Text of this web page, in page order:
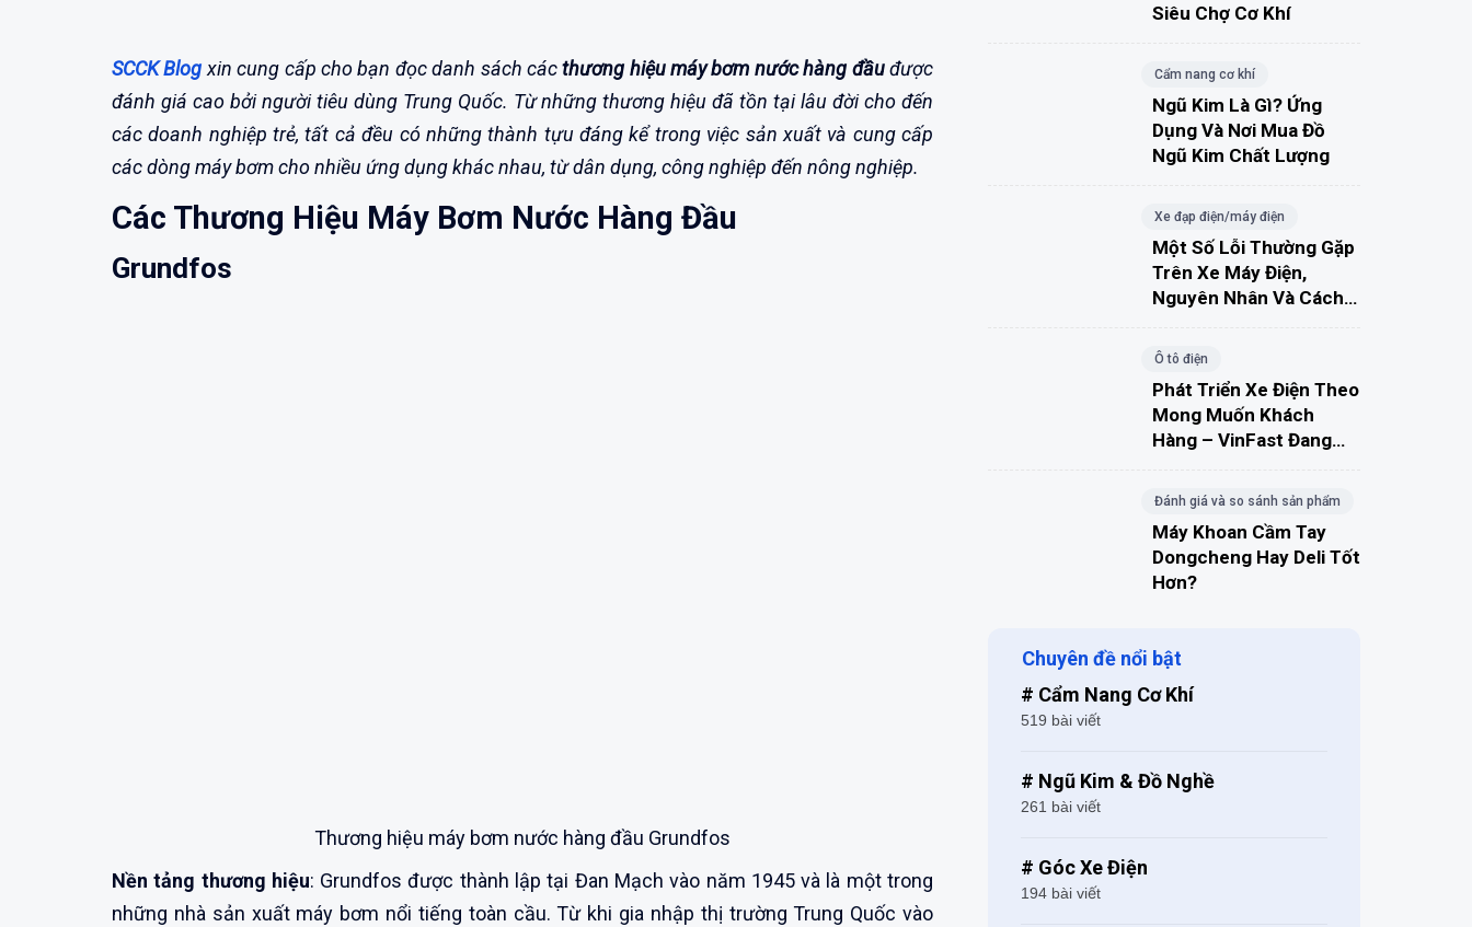
SCCK Blogxin cung cấp cho bạn đọc danh sách cácthương hiệu máy bơm nước hàng đầuđược
đánh giá cao bởi người tiêu dùng Trung Quốc. Từ những thương hiệu đã tồn tại lâu đời cho đến
các doanh nghiệp trẻ, tất cả đều có những thành tựu đáng kể trong việc sản xuất và cung cấp
các dòng máy bơm cho nhiều ứng dụng khác nhau, từ dân dụng, công nghiệp đến nông nghiệp.
Các Thương Hiệu Máy Bơm Nước Hàng Đầu
Grundfos
Thương hiệu máy bơm nước hàng đầu Grundfos
Nền tảng thương hiệu: Grundfos được thành lập tại Đan Mạch vào năm 1945 và là một trong
những nhà sản xuất máy bơm nổi tiếng toàn cầu. Từ khi gia nhập thị trường Trung Quốc vào
Siêu Chợ Cơ Khí
Cẩm nang cơ khí
Ngũ Kim Là Gì? Ứng
Dụng Và Nơi Mua Đồ
Ngũ Kim Chất Lượng
Xe đạp điện/máy điện
Một Số Lỗi Thường Gặp
Trên Xe Máy Điện,
Nguyên Nhân Và Cách
Ô tô điện
Phát Triển Xe Điện Theo
Mong Muốn Khách
Hàng – VinFast Đang
Đánh giá và so sánh sản phẩm
Máy Khoan Cầm Tay
Dongcheng Hay Deli Tốt
Hơn?
Chuyên đề nổi bật
# Cẩm Nang Cơ Khí
519 bài viết
# Ngũ Kim & Đồ Nghề
261 bài viết
# Góc Xe Điện
194 bài viết